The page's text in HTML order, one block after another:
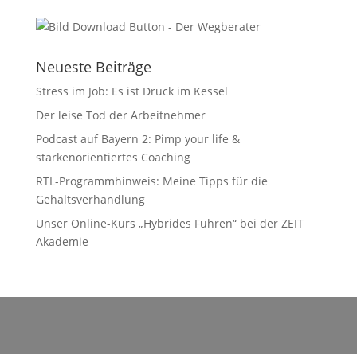
Neueste Beiträge
Stress im Job: Es ist Druck im Kessel
Der leise Tod der Arbeitnehmer
Podcast auf Bayern 2: Pimp your life &
stärkenorientiertes Coaching
RTL-Programmhinweis: Meine Tipps für die
Gehaltsverhandlung
Unser Online-Kurs „Hybrides Führen“ bei der ZEIT
Akademie